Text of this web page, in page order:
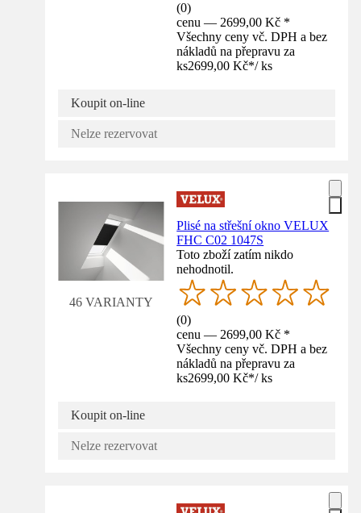
(0)
cenu — 2699,00 Kč *
Všechny ceny vč. DPH a bez
nákladů na přepravu za
ks2699,00 Kč*/ ks
Koupit on-line
Nelze rezervovat
46 VARIANTY
Plisé na střešní okno VELUX
FHC C02 1047S
Toto zboží zatím nikdo
nehodnotil.
(0)
cenu — 2699,00 Kč *
Všechny ceny vč. DPH a bez
nákladů na přepravu za
ks2699,00 Kč*/ ks
Koupit on-line
Nelze rezervovat